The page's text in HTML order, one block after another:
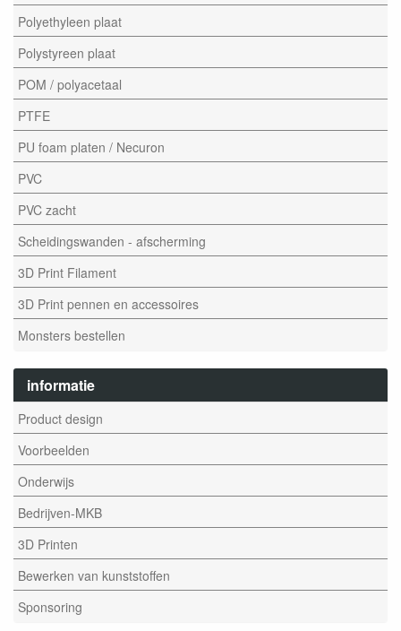
Polyethyleen plaat
Polystyreen plaat
POM / polyacetaal
PTFE
PU foam platen / Necuron
PVC
PVC zacht
Scheidingswanden - afscherming
3D Print Filament
3D Print pennen en accessoires
Monsters bestellen
informatie
Product design
Voorbeelden
Onderwijs
Bedrijven-MKB
3D Printen
Bewerken van kunststoffen
Sponsoring